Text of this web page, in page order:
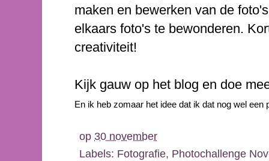
maken en bewerken van de
elkaars foto's te bewonderen.
creativiteit!
Kijk gauw op het blog en doe
En ik heb zomaar het idee dat ik dat nog wel een
op 30 november
Labels: Fotografie, Photochallenge